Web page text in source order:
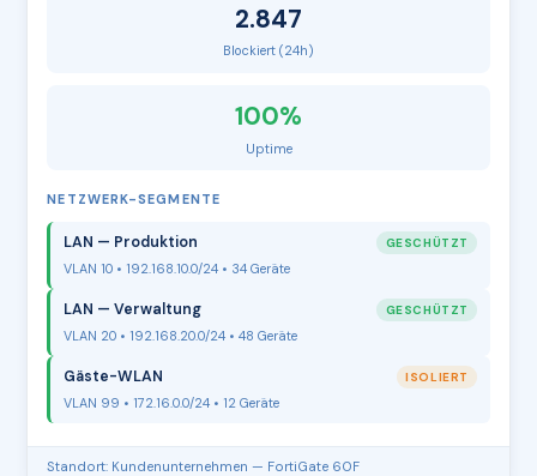
2.847
Blockiert (24h)
100%
Uptime
NETZWERK-SEGMENTE
LAN — Produktion GESCHÜTZT
VLAN 10 • 192.168.10.0/24 • 34 Geräte
LAN — Verwaltung GESCHÜTZT
VLAN 20 • 192.168.20.0/24 • 48 Geräte
Gäste-WLAN ISOLIERT
VLAN 99 • 172.16.0.0/24 • 12 Geräte
Standort: Kundenunternehmen — FortiGate 60F